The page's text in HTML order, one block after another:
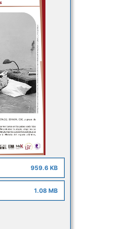
959.6 KB
1.08 MB